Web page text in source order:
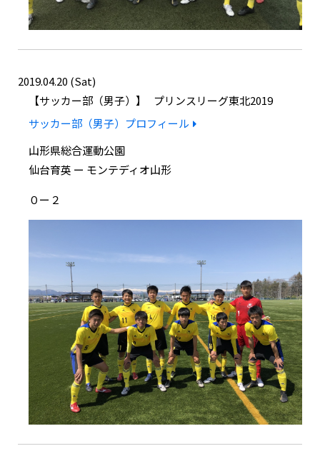
2019.04.20 (Sat)
サッカー部（男子）
プリンスリーグ東北2019
サッカー部（男子）プロフィール
山形県総合運動公園
仙台育英 ー モンテディオ山形
０ー２